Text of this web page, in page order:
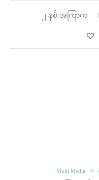
၂ နှစ် အကြာက
Multi Media